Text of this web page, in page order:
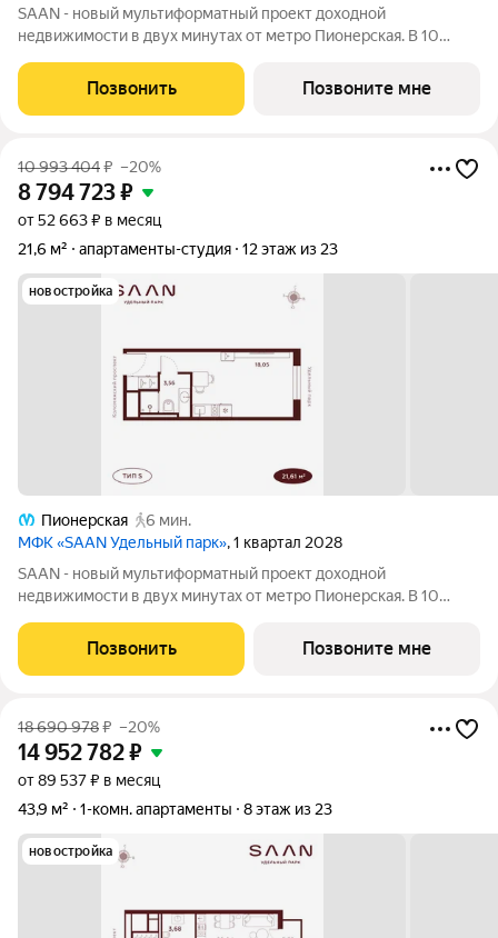
SAAN - новый мультиформатный проект доходной
недвижимости в двух минутах от метро Пионерская. В 10
представлены различные варианты: от компактных студий до
просторных резиденций с панорамными
Позвонить Позвоните мне
10 993 404₽ –20%
8 794 723₽
от 52 663 ₽ в месяц
21,6 м²
апартаменты-студия 12 этаж из 23
новостройка
Пионерская
6 мин.
МФК «SAAN Удельный парк», 1 квартал 2028
SAAN - новый мультиформатный проект доходной
недвижимости в двух минутах от метро Пионерская. В 10
представлены различные варианты: от компактных студий до
просторных резиденций с панорамными
Позвонить Позвоните мне
18 690 978₽ –20%
14 952 782₽
от 89 537 ₽ в месяц
43,9 м²
1-комн. апартаменты 8 этаж из 23
новостройка